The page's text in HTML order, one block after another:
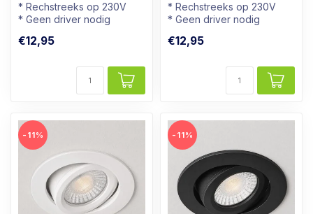
* Rechstreeks op 230V
* Geen driver nodig
* Mini spotje
€12,95
* Rechstreeks op 230V
* Geen driver nodig
* Mini spotje
€12,95
-11% -11%